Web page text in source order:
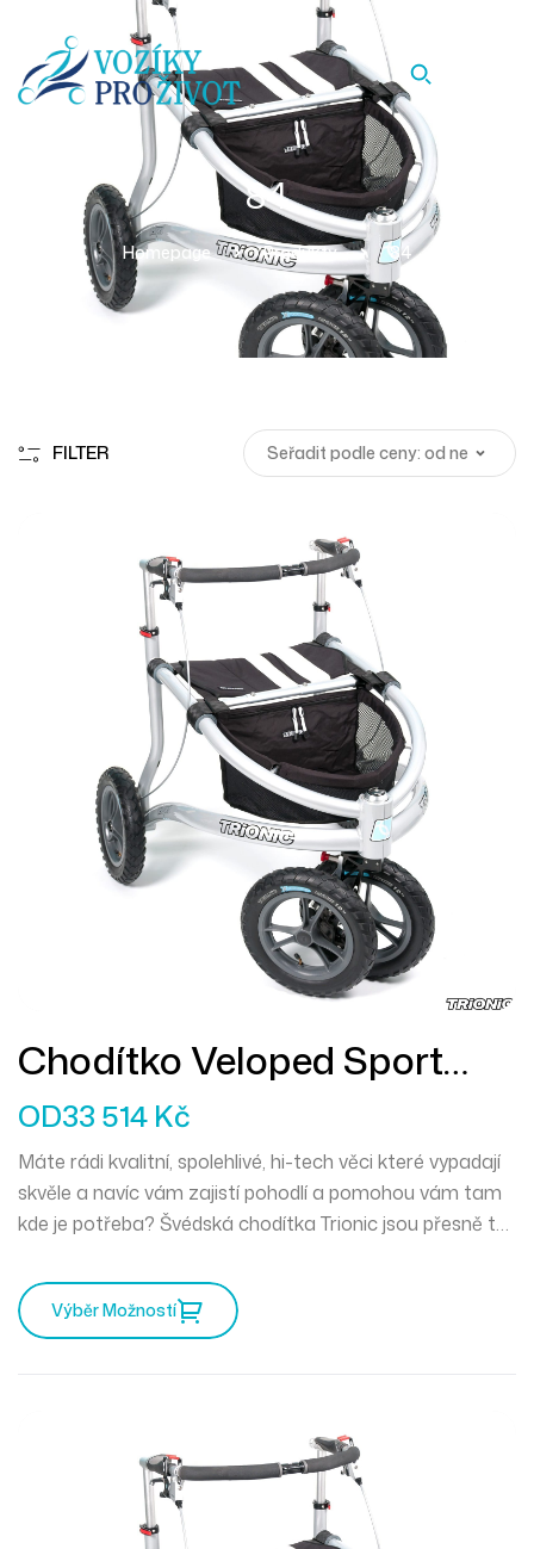
84
Homepage Produkty 84
FILTER
Chodítko Veloped Sport
12er M
OD33 514 Kč
Máte rádi kvalitní, spolehlivé, hi-tech věci které vypadají
skvěle a navíc vám zajistí pohodlí a pomohou vám tam
kde je potřeba? Švédská chodítka Trionic jsou přesně to
vyrazit kamkoliv zajakéhokoliv počasí.
Výběr Možností